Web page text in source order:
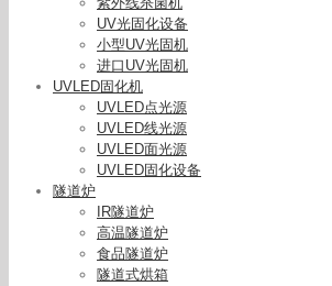
UV光固化设备
小型UV光固机
进口UV光固机
UVLED固化机
UVLED点光源
UVLED线光源
UVLED面光源
UVLED固化设备
隧道炉
IR隧道炉
高温隧道炉
食品隧道炉
隧道式烘箱